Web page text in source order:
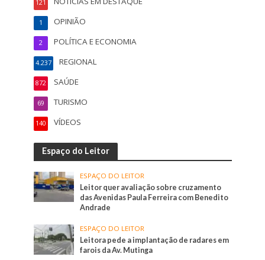
121
OPINIÃO
1
POLÍTICA E ECONOMIA
2
REGIONAL
4.237
SAÚDE
872
TURISMO
69
VÍDEOS
140
Espaço do Leitor
ESPAÇO DO LEITOR
Leitor quer avaliação sobre cruzamento
das Avenidas Paula Ferreira com Benedito
Andrade
ESPAÇO DO LEITOR
Leitora pede a implantação de radares em
farois da Av. Mutinga